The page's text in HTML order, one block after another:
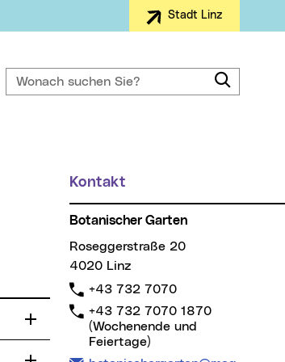
Stadt Linz
Wonach suchen Sie?
Kontakt
Botanischer Garten
Roseggerstraße 20
4020 Linz
Telefon:
+43 732 7070
Telefon:
+43 732 7070 1870
(Wochenende und
Feiertage)